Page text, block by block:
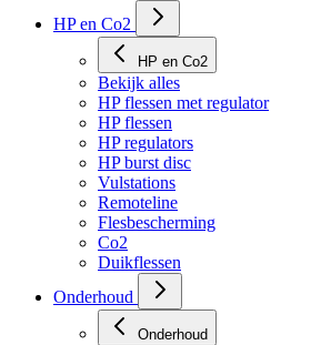
HP en Co2
HP en Co2
Bekijk alles
HP flessen met regulator
HP flessen
HP regulators
HP burst disc
Vulstations
Remoteline
Flesbescherming
Co2
Duikflessen
Onderhoud
Onderhoud